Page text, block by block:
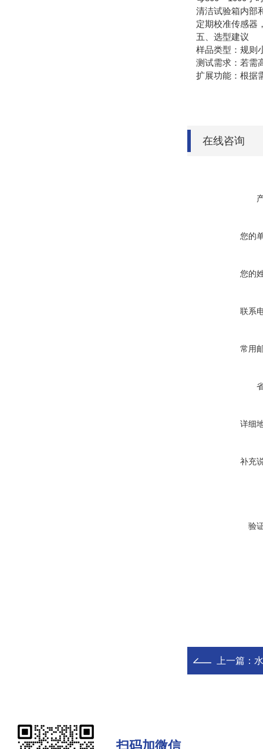
清洁试验箱内部
定期校准传感器
五、选型建议
样品类型：规则
测试需求：若需
扩展功能：根据
在线咨询
您的
您的
联系
常用
详细
补充
验
上一篇：
扫码加微信